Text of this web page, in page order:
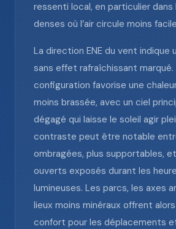
ressenti local, en particulier
denses où l’air circule moins
La direction ENE du vent indique
sans effet rafraîchissant
configuration favorise une
moins brassée, avec un ciel
dégagé qui laisse le soleil agir
contraste peut être notable
ombragées, plus supportables,
ouverts exposés durant les
lumineuses. Les parcs, les axes
lieux moins minéraux offrent
confort pour les déplacements